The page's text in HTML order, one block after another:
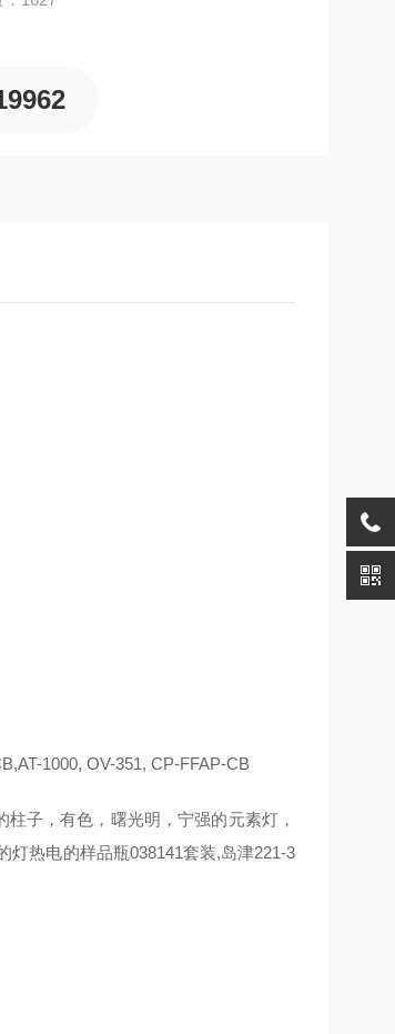
1000, OV-351, CP-FFAP-CB
子，有色，曙光明，宁强的元素灯，
灯热电的样品瓶038141套装,岛津221-3